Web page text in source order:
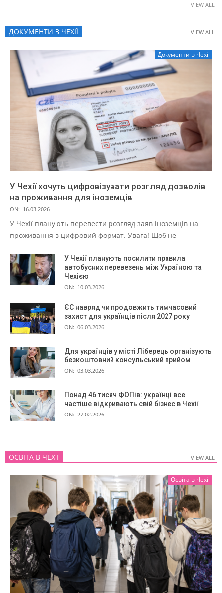
VIEW ALL
ДОКУМЕНТИ В ЧЕХІЇ VIEW ALL
Документи в Чехії
У Чехії хочуть цифровізувати розгляд дозволів
на проживання для іноземців
ON: 16.03.2026
У Чехії планують перевести розгляд заяв іноземців на
проживання в цифровий формат. Увага! Щоб не
У Чехії планують посилити правила
автобусних перевезень між Україною та
Чехією
ON: 10.03.2026
ЄС навряд чи продовжить тимчасовий
захист для українців після 2027 року
ON: 06.03.2026
Для українців у місті Ліберець організують
безкоштовний консульський прийом
ON: 03.03.2026
Понад 46 тисяч ФОПів: українці все
частіше відкривають свій бізнес в Чехії
ON: 27.02.2026
VIEW ALL
ОСВІТА В ЧЕХІЇ VIEW ALL
Освіта в Чехії
VIEW ALL